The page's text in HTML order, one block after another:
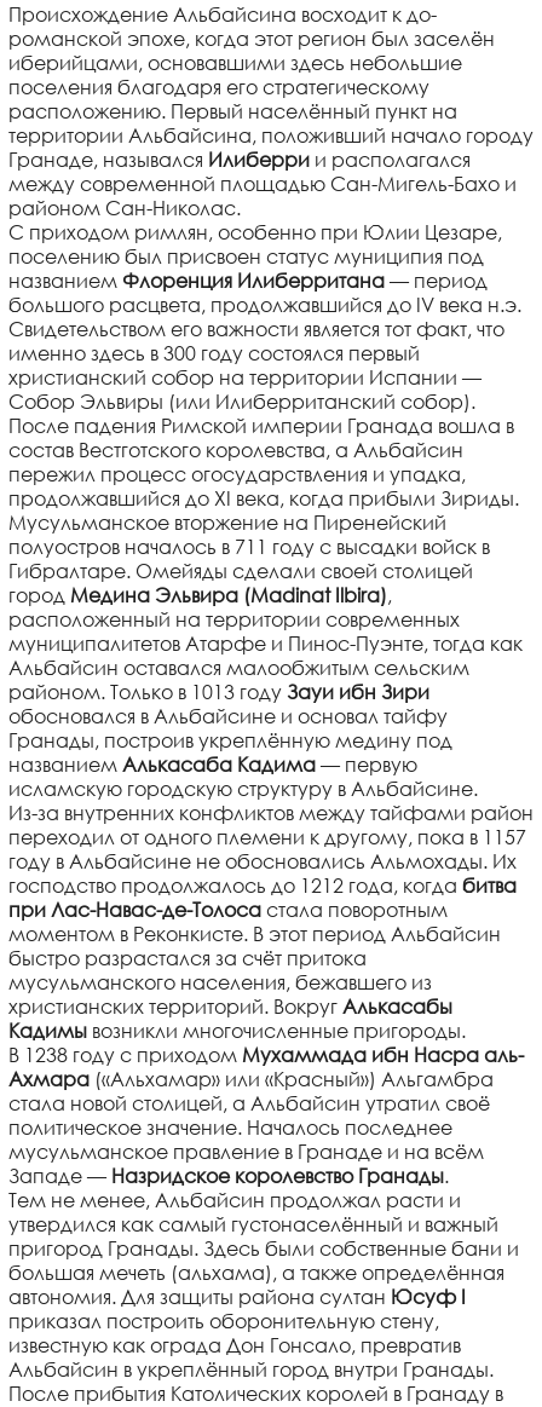
Происхождение Альбайсина восходит к до­
романской эпохе, когда этот регион был заселён
иберийцами, основавшими здесь небольшие
поселения благодаря его стратегическому
расположению. Первый населённый пункт на
территории Альбайсина, положивший начало городу
Гранаде, назывался Илиберри и располагался
между современной площадью Сан-Мигель-Бахо и
районом Сан-Николас.
С приходом римлян, особенно при Юлии Цезаре,
поселению был присвоен статус муниципия под
названием Флоренция Илиберритана— период
большого расцвета, продолжавшийся до IV века н.э.
Свидетельством его важности является тот факт, что
именно здесь в 300 году состоялся первый
христианский собор на территории Испании —
Собор Эльвиры (или Илиберританский собор).
После падения Римской империи Гранада вошла в
состав Вестготского королевства, а Альбайсин
пережил процесс огосударствления и упадка,
продолжавшийся до XI века, когда прибыли Зириды.
Мусульманское вторжение на Пиренейский
полуостров началось в 711 году с высадки войск в
Гибралтаре. Омейяды сделали своей столицей
город Медина Эльвира (Madinat Ilbira),
расположенный на территории современных
муниципалитетов Атарфе и Пинос-Пуэнте, тогда как
Альбайсин оставался малообжитым сельским
районом. Только в 1013 году Зауи ибн Зири
обосновался в Альбайсине и основал тайфу
Гранады, построив укреплённую медину под
названием Алькасаба Кадима— первую
исламскую городскую структуру в Альбайсине.
Из-за внутренних конфликтов между тайфами район
переходил от одного племени к другому, пока в 1157
году в Альбайсине не обосновались Альмохады. Их
господство продолжалось до 1212 года, когда битва
при Лас-Навас-де-Толосастала поворотным
моментом в Реконкисте. В этот период Альбайсин
быстро разрастался за счёт притока
мусульманского населения, бежавшего из
христианских территорий. Вокруг Алькасабы
Кадимывозникли многочисленные пригороды.
В 1238 году с приходом Мухаммада ибн Насра аль-
Ахмара(«Альхамар» или «Красный») Альгамбра
стала новой столицей, а Альбайсин утратил своё
политическое значение. Началось последнее
мусульманское правление в Гранаде и на всём
Западе — Назридское королевство Гранады.
Тем не менее, Альбайсин продолжал расти и
утвердился как самый густонаселённый и важный
пригород Гранады. Здесь были собственные бани и
большая мечеть (альхама), а также определённая
автономия. Для защиты района султан Юсуф I
приказал построить оборонительную стену,
известную как ограда Дон Гонсало, превратив
Альбайсин в укреплённый город внутри Гранады.
После прибытия Католических королей в Гранаду в